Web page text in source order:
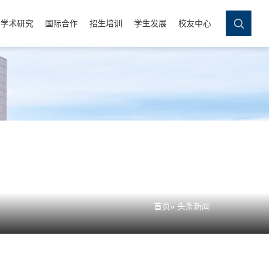
学术研究 国际合作 招生培训 学生发展 校友中心
首页» 头条新闻